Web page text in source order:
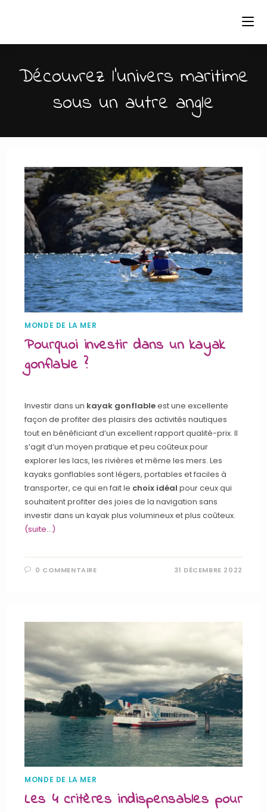
Découvrez l'univers maritime
sous un autre angle
MONDE DE LA MER
Pourquoi investir dans un kayak
gonflable ?
Investir dans un kayak gonflableest une excellente
façon de profiter des plaisirs des activités nautiques
tout en bénéficiant d’un excellent rapport qualité-prix. Il
s’agit d’un moyen pratique et peu coûteux pour
explorer les lacs, les rivières et même les mers. Les
kayaks gonflables sont légers, portables et faciles à
transporter, ce qui en fait le choix idéal pour ceux qui
souhaitent profiter des joies de la navigation sans
investir dans un kayak plus volumineux et plus coûteux.
(suite…)
0 COMMENTAIRE 31 DÉCEMBRE 2022
MONDE DE LA MER
Les 4 critères indispensables pour